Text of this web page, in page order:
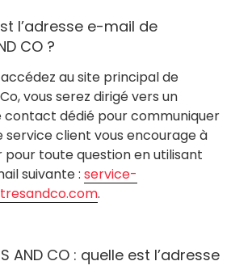
l’adresse e-mail de
CO ?
au site principal de
vous serez dirigé vers un
contact dédié pour communiquer
service client vous encourage à
toute question en utilisant
suivante : service-
.
AND CO : quelle est l’adresse